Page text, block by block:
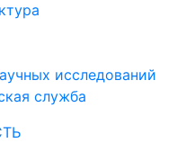
исследований
служба